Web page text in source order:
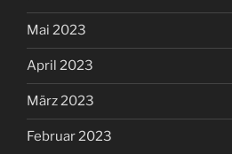
Mai 2023
April 2023
März 2023
Februar 2023